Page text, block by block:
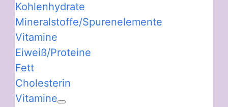
Kohlenhydrate
Mineralstoffe/Spurenelemente
Vitamine
Eiweiß/Proteine
Fett
Cholesterin
Vitamine